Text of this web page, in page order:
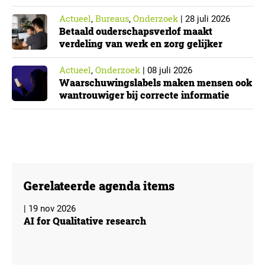
Cyberbeveiligingswet
Actueel, Bureaus, Onderzoek| 28 juli 2026
Betaald ouderschapsverlof maakt
verdeling van werk en zorg gelijker
Actueel, Onderzoek| 08 juli 2026
Waarschuwingslabels maken mensen ook
wantrouwiger bij correcte informatie
Gerelateerde agenda items
| 19 nov 2026
AI for Qualitative research